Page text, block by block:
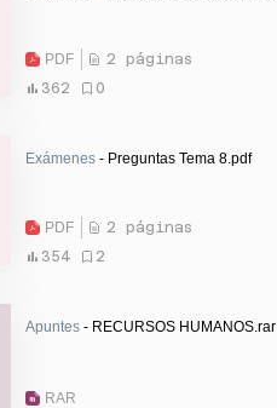
PDF
2 páginas
362
0
Exámenes - Preguntas Tema 8.pdf
PDF
2 páginas
354
2
Apuntes - RECURSOS HUMANOS.rar
RAR